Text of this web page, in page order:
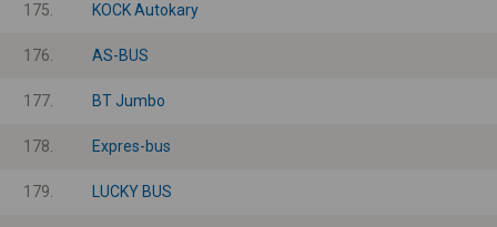
175. KOCK Autokary
176. AS-BUS
177. BT Jumbo
178. Expres-bus
179. LUCKY BUS